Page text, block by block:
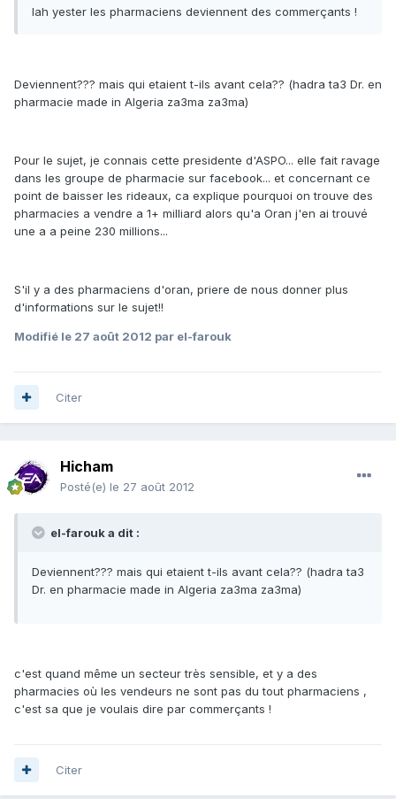
lah yester les pharmaciens deviennent des commerçants !
Deviennent??? mais qui etaient t-ils avant cela?? (hadra ta3 Dr. en
pharmacie made in Algeria za3ma za3ma)
Pour le sujet, je connais cette presidente d'ASPO... elle fait ravage
dans les groupe de pharmacie sur facebook... et concernant ce
point de baisser les rideaux, ca explique pourquoi on trouve des
pharmacies a vendre a 1+ milliard alors qu'a Oran j'en ai trouvé
une a a peine 230 millions...
S'il y a des pharmaciens d'oran, priere de nous donner plus
d'informations sur le sujet!!
Modifié le 27 août 2012 par el-farouk
Citer
Hicham
Posté(e) le 27 août 2012
el-farouk a dit :
Deviennent??? mais qui etaient t-ils avant cela?? (hadra ta3
Dr. en pharmacie made in Algeria za3ma za3ma)
c'est quand même un secteur très sensible, et y a des
pharmacies où les vendeurs ne sont pas du tout pharmaciens ,
c'est sa que je voulais dire par commerçants !
Citer